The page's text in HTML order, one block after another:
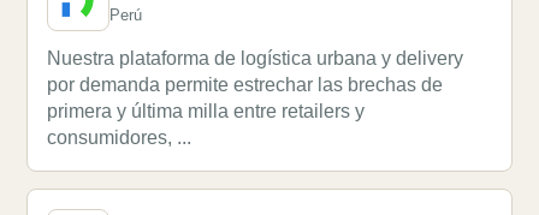
Perú
Nuestra plataforma de logística urbana y delivery
por demanda permite estrechar las brechas de
primera y última milla entre retailers y
consumidores, ...